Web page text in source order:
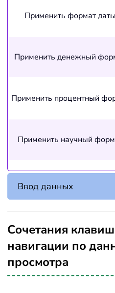
Применить формат
Применить денежный
Применить процентный
Применить научный
Ввод данных
Сочетания
навигации по
просмотра